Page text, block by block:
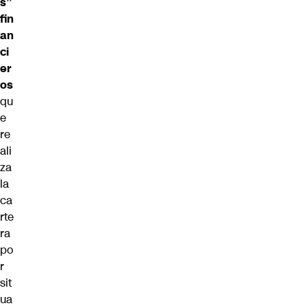
fin
an
ci
er
os
qu
e
re
ali
za
la
ca
rte
ra
po
r
sit
ua